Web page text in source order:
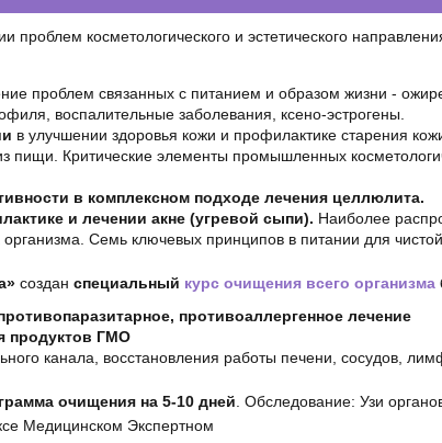
проблем косметологического и эстетического
проблем связанных с питанием и образом жизни -
воспалительные заболевания, ксено-эстрогены.
в улучшении здоровья кожи и профилактике старения
пищи. Критические элементы промышленных
в комплексном подходе лечения целлюлита.
и лечении акне (угревой сыпи). Наиболее
Семь ключевых принципов в питании для
создан специальный курс очищения всего организма
противоаллергенное лечение
продуктов ГМО
канала, восстановления работы печени, сосудов,
очищения на 5-10 дней . Обследование: Узи
Медицинском Экспертном